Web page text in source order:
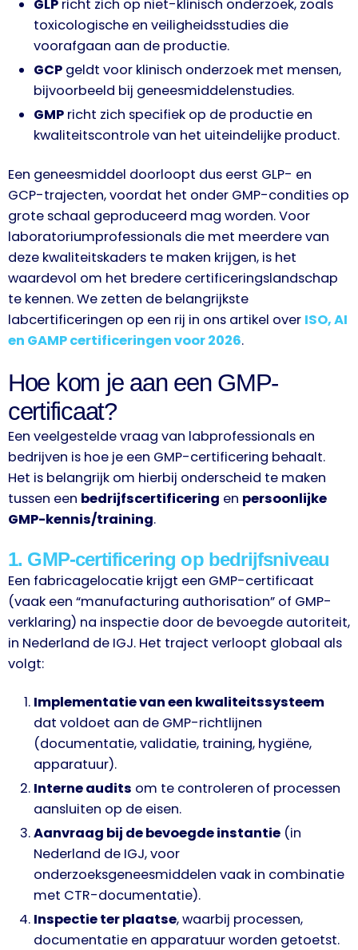
GLP richt zich op niet-klinisch onderzoek, zoals
toxicologische en veiligheidsstudies die
voorafgaan aan de productie.
GCP geldt voor klinisch onderzoek met mensen,
bijvoorbeeld bij geneesmiddelenstudies.
GMP richt zich specifiek op de productie en
kwaliteitscontrole van het uiteindelijke product.
Een geneesmiddel doorloopt dus eerst GLP- en
GCP-trajecten, voordat het onder GMP-condities op
grote schaal geproduceerd mag worden. Voor
laboratoriumprofessionals die met meerdere van
deze kwaliteitskaders te maken krijgen, is het
waardevol om het bredere certificeringslandschap
te kennen. We zetten de belangrijkste
labcertificeringen op een rij in ons artikel over ISO, AI
en GAMP certificeringen voor 2026.
Hoe kom je aan een GMP-
certificaat?
Een veelgestelde vraag van labprofessionals en
bedrijven is hoe je een GMP-certificering behaalt.
Het is belangrijk om hierbij onderscheid te maken
tussen een bedrijfscertificering en persoonlijke
GMP-kennis/training.
1. GMP-certificering op bedrijfsniveau
Een fabricagelocatie krijgt een GMP-certificaat
(vaak een “manufacturing authorisation” of GMP-
verklaring) na inspectie door de bevoegde autoriteit,
in Nederland de IGJ. Het traject verloopt globaal als
volgt:
Implementatie van een kwaliteitssysteem
dat voldoet aan de GMP-richtlijnen
(documentatie, validatie, training, hygiëne,
apparatuur).
Interne audits om te controleren of processen
aansluiten op de eisen.
Aanvraag bij de bevoegde instantie (in
Nederland de IGJ, voor
onderzoeksgeneesmiddelen vaak in combinatie
met CTR-documentatie).
Inspectie ter plaatse, waarbij processen,
documentatie en apparatuur worden getoetst.